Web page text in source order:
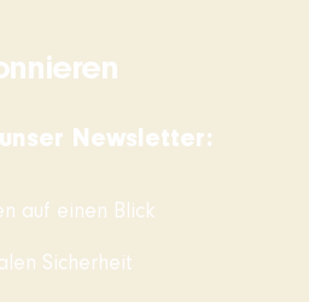
Newsletter:
auf einen Blick
Sicherheit